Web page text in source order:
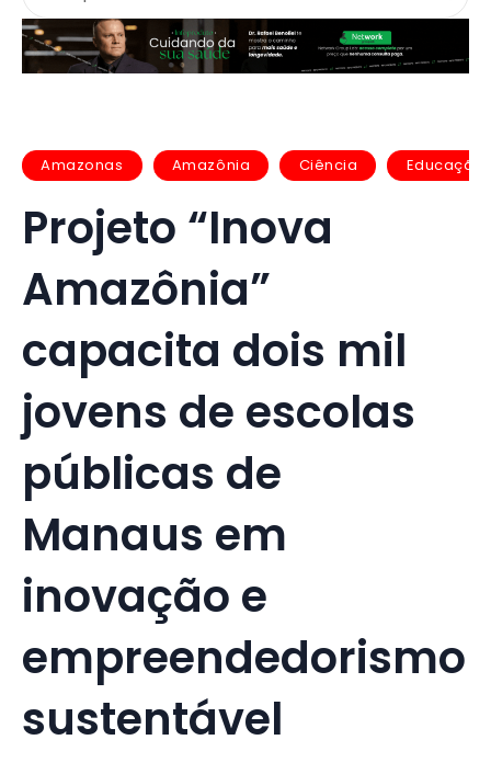
Amazonas Amazônia Ciência Educação
Projeto “Inova
Amazônia”
capacita dois mil
jovens de escolas
públicas de
Manaus em
inovação e
empreendedorismo
sustentável